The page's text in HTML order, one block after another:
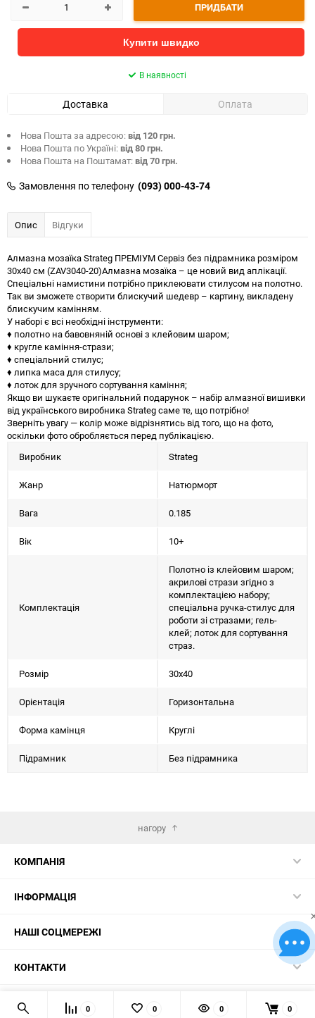
ПРИДБАТИ
Купити швидко
В наявності
Доставка Оплата
Нова Пошта за адресою:від 120 грн.
Нова Пошта по Україні:від 80 грн.
Нова Пошта на Поштамат:від 70 грн.
Замовлення по телефону (093) 000-43-74
Опис Відгуки
Алмазна мозаїка Strateg ПРЕМІУМ Сервіз без підрамника розміром
30х40 см (ZAV3040-20)Алмазна мозаїка – це новий вид аплікації.
Спеціальні намистини потрібно приклеювати стилусом на полотно.
Так ви зможете створити блискучий шедевр – картину, викладену
блискучим камінням.
У наборі є всі необхідні інструменти:
♦ полотно на бавовняній основі з клейовим шаром;
♦ кругле каміння-стрази;
♦ спеціальний стилус;
♦ липка маса для стилусу;
♦ лоток для зручного сортування каміння;
Якщо ви шукаєте оригінальний подарунок – набір алмазної вишивки
від українського виробника Strateg саме те, що потрібно!
Зверніть увагу — колір може відрізнятись від того, що на фото,
оскільки фото обробляється перед публікацією.
Виробник
Strateg
Жанр Натюрморт
Вага 0.185
Вік 10+
Комплектація
Полотно із клейовим шаром;
акрилові стрази згідно з
комплектацією набору;
спеціальна ручка-стилус для
роботи зі стразами; гель-
клей; лоток для сортування
страз.
Розмір 30х40
Орієнтація Горизонтальна
Форма камінця Круглі
Підрамник Без підрамника
нагору
КОМПАНІЯ
ІНФОРМАЦІЯ
НАШІ СОЦМЕРЕЖІ
КОНТАКТИ
© 2026 Картини за номерами – найкращий вибір в Україні!
0 0 0 0